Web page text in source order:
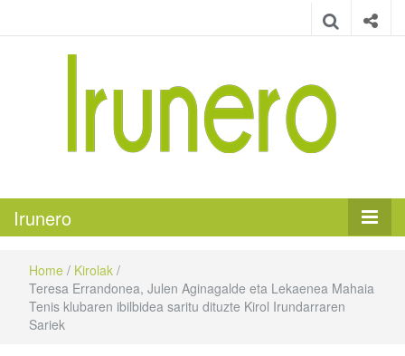
Irunero
Home / Kirolak /
Teresa Errandonea, Julen Aginagalde eta Lekaenea Mahaia
Tenis klubaren ibilbidea saritu dituzte Kirol Irundarraren
Sariek